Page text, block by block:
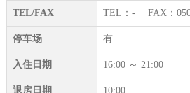
TEL/FAX TEL：- FAX：
停车场 有
入住日期 16:00 ～ 21:00
退房日期 10:00